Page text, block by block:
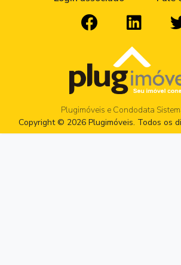
Plugimóveis e Condodata
Copyright © 2026 Plugimóveis. Todos os